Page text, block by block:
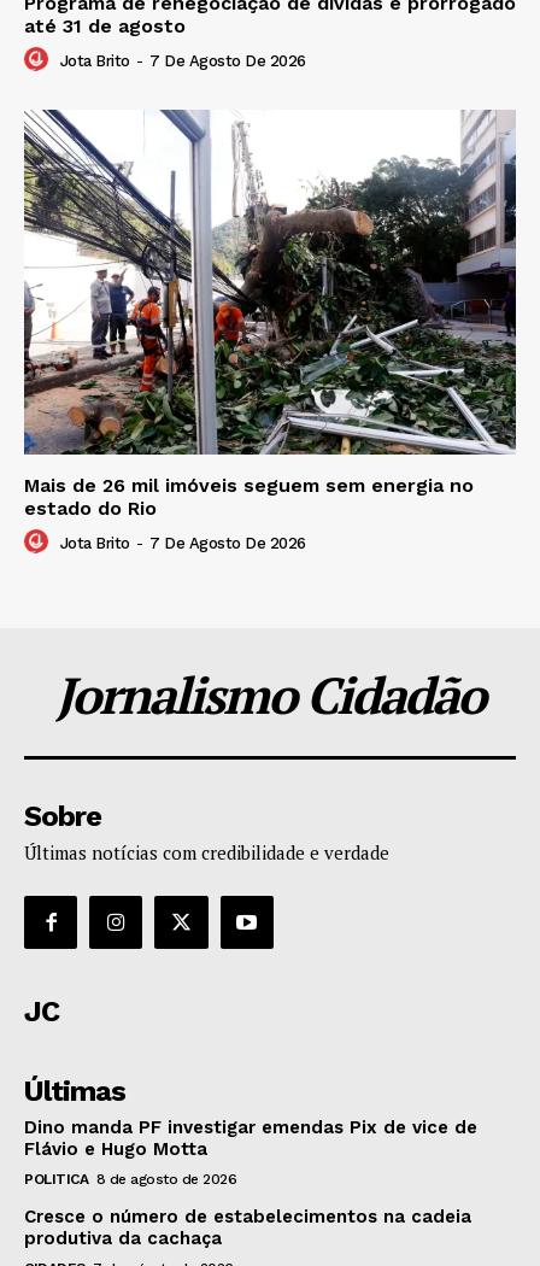
até 31 de agosto
Jota Brito - 7 De Agosto De 2026
Mais de 26 mil imóveis seguem sem energia no
estado do Rio
Jota Brito - 7 De Agosto De 2026
Jornalismo Cidadão
Sobre
Últimas notícias com credibilidade e verdade
JC
Últimas
Dino manda PF investigar emendas Pix de vice de
Flávio e Hugo Motta
POLITICA 8 de agosto de 2026
Cresce o número de estabelecimentos na cadeia
produtiva da cachaça